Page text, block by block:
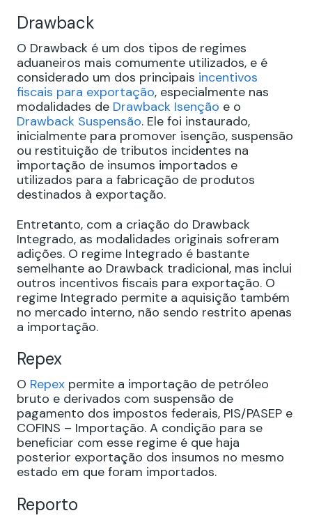
Drawback
O Drawback é um dos tipos de regimes
aduaneiros mais comumente utilizados, e é
considerado um dos principais incentivos
fiscais para exportação, especialmente nas
modalidades de Drawback Isenção e o
Drawback Suspensão. Ele foi instaurado,
inicialmente para promover isenção, suspensão
ou restituição de tributos incidentes na
importação de insumos importados e
utilizados para a fabricação de produtos
destinados à exportação.
Entretanto, com a criação do Drawback
Integrado, as modalidades originais sofreram
adições. O regime Integrado é bastante
semelhante ao Drawback tradicional, mas inclui
outros incentivos fiscais para exportação. O
regime Integrado permite a aquisição também
no mercado interno, não sendo restrito apenas
a importação.
Repex
O Repex permite a importação de petróleo
bruto e derivados com suspensão de
pagamento dos impostos federais, PIS/PASEP e
COFINS – Importação. A condição para se
beneficiar com esse regime é que haja
posterior exportação dos insumos no mesmo
estado em que foram importados.
Reporto